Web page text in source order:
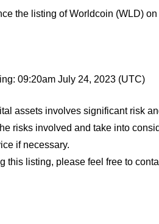
the listing of Worldcoin (WLD)
09:20am July 24, 2023 (UTC)
assets involves significant risk
risks involved and take into
if necessary.
this listing, please feel free to